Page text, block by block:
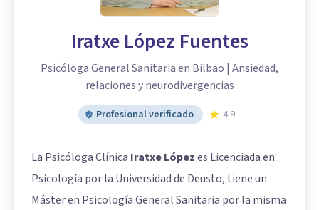
Iratxe López Fuentes
Psicóloga General Sanitaria en Bilbao | Ansiedad,
relaciones y neurodivergencias
Profesional verificado 4.9
La Psicóloga Clínica Iratxe Lópezes Licenciada en
Psicología por la Universidad de Deusto, tiene un
Máster en Psicología General Sanitaria por la misma